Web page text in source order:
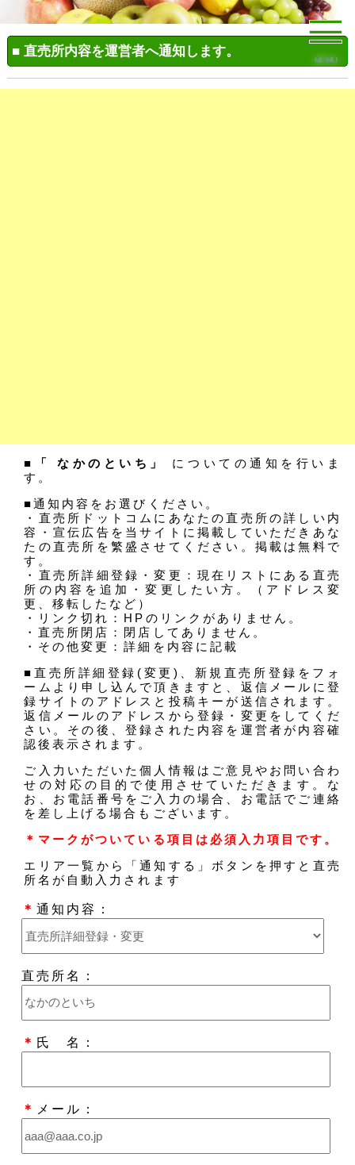
MENU
■ 直売所内容を運営者へ通知します。
■「 なかのといち」 についての通知を行いま
す。
■通知内容をお選びください。
・直売所ドットコムにあなたの直売所の詳しい内
容・宣伝広告を当サイトに掲載していただきあな
たの直売所を繁盛させてください。掲載は無料で
す。
・直売所詳細登録・変更：現在リストにある直売
所の内容を追加・変更したい方。（アドレス変
更、移転したなど）
・リンク切れ：HPのリンクがありません。
・直売所閉店：閉店してありません。
・その他変更：詳細を内容に記載
■直売所詳細登録(変更)、新規直売所登録をフォ
ームより申し込んで頂きますと、返信メールに登
録サイトのアドレスと投稿キーが送信されます。
返信メールのアドレスから登録・変更をしてくだ
さい。その後、登録された内容を運営者が内容確
認後表示されます。
ご入力いただいた個人情報はご意見やお問い合わ
せの対応の目的で使用させていただきます。な
お、お電話番号をご入力の場合、お電話でご連絡
を差し上げる場合もございます。
＊マークがついている項目は必須入力項目です。
エリア一覧から「通知する」ボタンを押すと直売
所名が自動入力されます
＊通知内容：
直売所名：
＊ 氏 名：
＊ メール：